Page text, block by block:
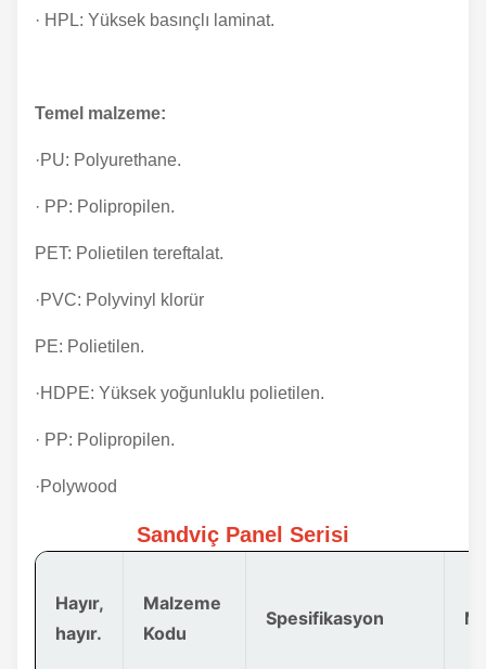
· HPL: Yüksek basınçlı laminat.
Temel malzeme:
·PU: Polyurethane.
· PP: Polipropilen.
PET: Polietilen tereftalat.
·PVC: Polyvinyl klorür
PE: Polietilen.
·HDPE: Yüksek yoğunluklu polietilen.
· PP: Polipropilen.
·Polywood
Sandviç Panel Serisi
Hayır,
hayır.
Malzeme
Kodu
Spesifikasyon